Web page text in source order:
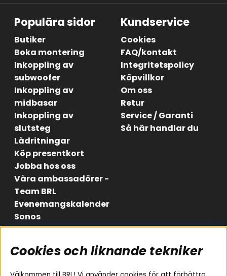
Populära sidor
Butiker
Boka montering
Inkoppling av
subwoofer
Inkoppling av
midbasar
Inkoppling av
slutsteg
Lådritningar
Köp presentkort
Jobba hos oss
Våra ambassadörer -
Team BRL
Evenemangskalender
Sonos
Kundservice
Cookies
FAQ/kontakt
Integritetspolicy
Köpvillkor
Om oss
Retur
Service / Garanti
Så här handlar du
Områden
Billjud
Följ oss
Instagram
Cookies och liknande tekniker